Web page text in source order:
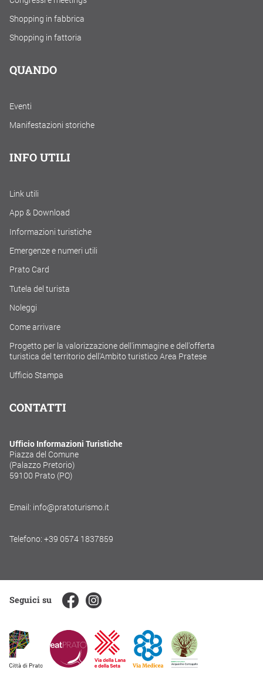
Shopping in fabbrica
Shopping in fattoria
QUANDO
Eventi
Manifestazioni storiche
INFO UTILI
Link utili
App & Download
Informazioni turistiche
Emergenze e numeri utili
Prato Card
Tutela del turista
Noleggi
Come arrivare
Progetto per la valorizzazione dell'immagine e dell'offerta
turistica del territorio dell'Ambito turistico Area Pratese
Ufficio Stampa
CONTATTI
Ufficio Informazioni Turistiche
Piazza del Comune
(Palazzo Pretorio)
59100 Prato (PO)
Email: info@pratoturismo.it
Telefono: +39 0574 1837859
Seguici su